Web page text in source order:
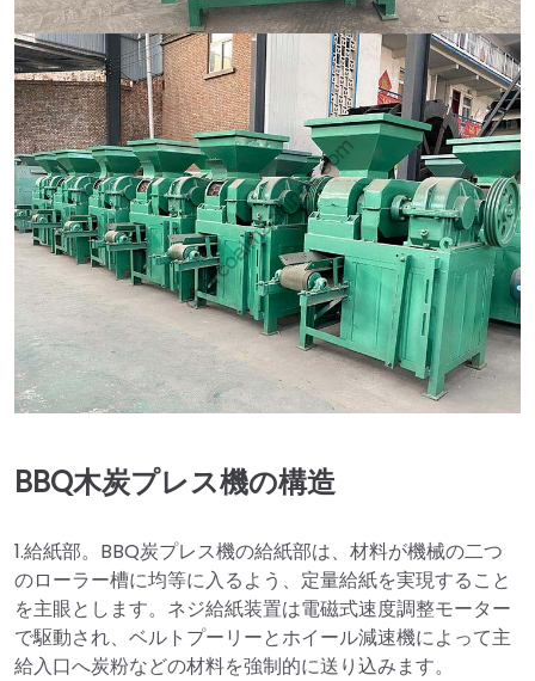
BBQ木炭プレス機の構造
1.給紙部。BBQ炭プレス機の給紙部は、材料が機械の二つ
のローラー槽に均等に入るよう、定量給紙を実現すること
を主眼とします。ネジ給紙装置は電磁式速度調整モーター
で駆動され、ベルトプーリーとホイール減速機によって主
給入口へ炭粉などの材料を強制的に送り込みます。